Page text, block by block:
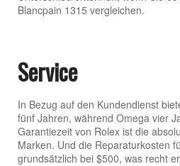
Blancpain 1315 vergleichen.
Service
In Bezug auf den Kundendienst
fünf Jahren, während Omega vier
Garantiezeit von Rolex ist die
Marken. Und die Reparaturkosten
grundsätzlich bei $500, was recht